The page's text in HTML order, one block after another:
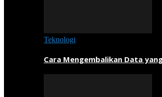
Teknologi
Cara Mengembalikan Data